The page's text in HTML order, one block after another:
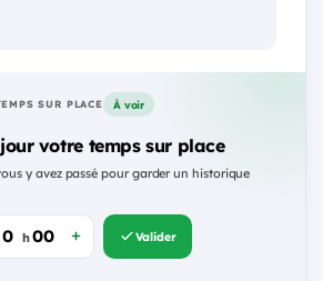
SUR PLACE À voir
votre temps sur place
y avez passé pour garder un historique
h Valider